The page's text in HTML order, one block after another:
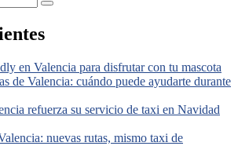
en Valencia para disfrutar con tu mascota
de Valencia: cuándo puede ayudarte durante
refuerza su servicio de taxi en Navidad
nuevas rutas, mismo taxi de